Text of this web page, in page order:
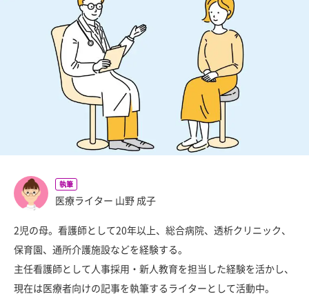
集患のコツ セミナー
執筆
医療ライター 山野 成子
2児の母。看護師として20年以上、総合病院、透析クリニック、
保育園、通所介護施設などを経験する。
主任看護師として人事採用・新人教育を担当した経験を活かし、
現在は医療者向けの記事を執筆するライターとして活動中。